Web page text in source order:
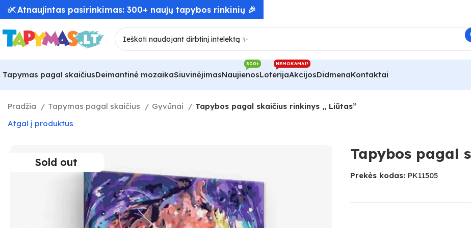
Tapymas pagal skaičiusDeimantinė mozaikaSiuvinėjimasNaujienos
300+
Loterija
NEMOKAMAI!
AkcijosDidmenaKontaktai
Pradžia Tapymas pagal skaičius Gyvūnai
Tapybos pagal skaičius rinkinys ,, Liūtas”
Atgal į produktus
Sold out Tapybos pagal
Prekės kodas: PK11505
📦 Greitas užsakymų pristatymas – iki 48 val! 🚚